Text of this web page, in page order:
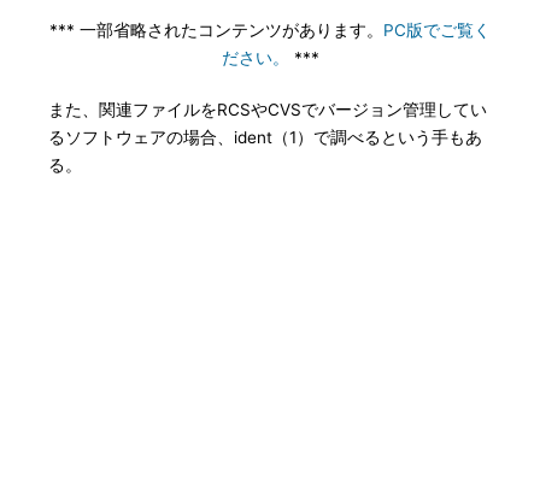
*** 一部省略されたコンテンツがあります。 PC版でご覧く
ださい。
***
また、関連ファイルをRCSやCVSでバージョン管理してい
るソフトウェアの場合、ident（1）で調べるという手もあ
る。